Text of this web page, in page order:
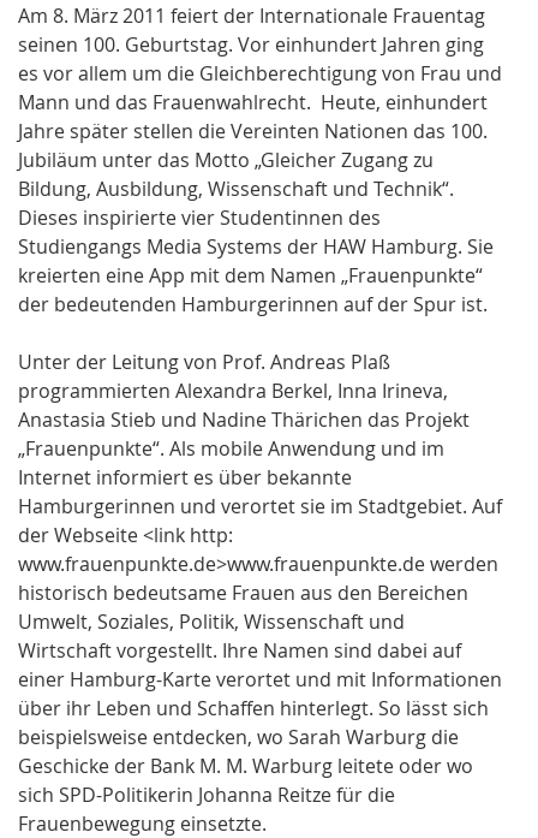
Am 8. März 2011 feiert der Internationale Frauentag
seinen 100. Geburtstag. Vor einhundert Jahren ging
es vor allem um die Gleichberechtigung von Frau und
Mann und das Frauenwahlrecht. Heute, einhundert
Jahre später stellen die Vereinten Nationen das 100.
Jubiläum unter das Motto „Gleicher Zugang zu
Bildung, Ausbildung, Wissenschaft und Technik“.
Dieses inspirierte vier Studentinnen des
Studiengangs Media Systems der HAW Hamburg. Sie
kreierten eine App mit dem Namen „Frauenpunkte“
der bedeutenden Hamburgerinnen auf der Spur ist.
Unter der Leitung von Prof. Andreas Plaß
programmierten Alexandra Berkel, Inna Irineva,
Anastasia Stieb und Nadine Thärichen das Projekt
„Frauenpunkte“. Als mobile Anwendung und im
Internet informiert es über bekannte
Hamburgerinnen und verortet sie im Stadtgebiet. Auf
der Webseite <link http:
www.frauenpunkte.de>www.frauenpunkte.de werden
historisch bedeutsame Frauen aus den Bereichen
Umwelt, Soziales, Politik, Wissenschaft und
Wirtschaft vorgestellt. Ihre Namen sind dabei auf
einer Hamburg-Karte verortet und mit Informationen
über ihr Leben und Schaffen hinterlegt. So lässt sich
beispielsweise entdecken, wo Sarah Warburg die
Geschicke der Bank M. M. Warburg leitete oder wo
sich SPD-Politikerin Johanna Reitze für die
Frauenbewegung einsetzte.